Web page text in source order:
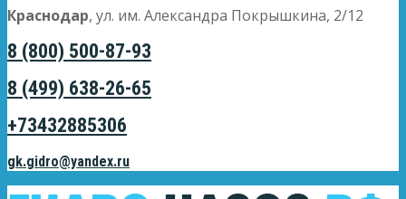
Краснодар, ул. им. Александра Покрышкина, 2/12
8 (800) 500-87-93
8 (499) 638-26-65
+73432885306
gk.gidro@yandex.ru